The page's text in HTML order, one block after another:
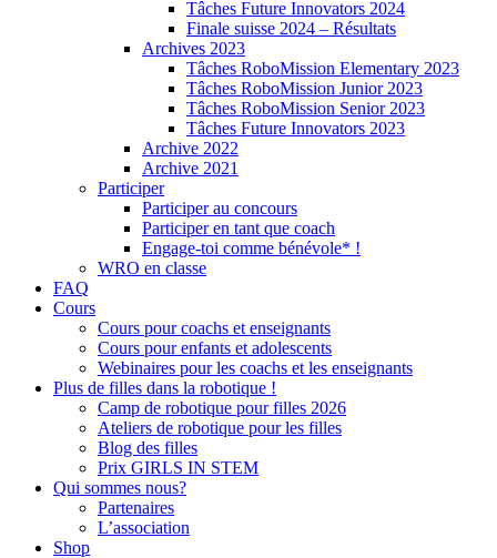
Tâches Future Innovators 2024
Finale suisse 2024 – Résultats
Archives 2023
Tâches RoboMission Elementary 2023
Tâches RoboMission Junior 2023
Tâches RoboMission Senior 2023
Tâches Future Innovators 2023
Archive 2022
Archive 2021
Participer
Participer au concours
Participer en tant que coach
Engage-toi comme bénévole* !
WRO en classe
FAQ
Cours
Cours pour coachs et enseignants
Cours pour enfants et adolescents
Webinaires pour les coachs et les enseignants
Plus de filles dans la robotique !
Camp de robotique pour filles 2026
Ateliers de robotique pour les filles
Blog des filles
Prix GIRLS IN STEM
Qui sommes nous?
Partenaires
L’association
Shop